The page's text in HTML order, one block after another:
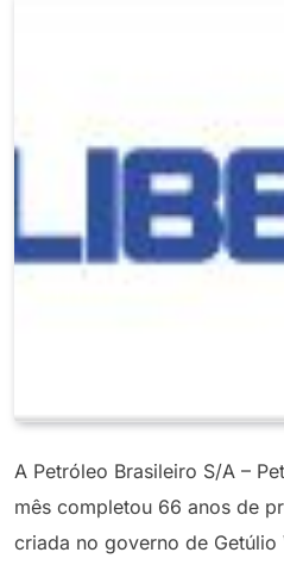
A Petróleo Brasileiro S/A –
mês completou 66 anos de
criada no governo de Getúlio